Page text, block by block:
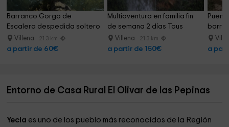
Barranco Gorgo de
Escalera despedida soltero
AnnaVillena 21.3 km
a partir de 60€
Multiaventura en familia fin
de semana 2 días Tous
Villena 21.3 km
a partir de 150€ a
Entorno de Casa Rural El Olivar de las Pepinas
Yecla es uno de los pueblo más reconocidos de la Región